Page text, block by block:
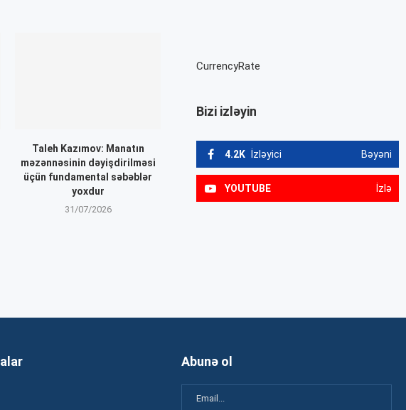
Taleh Kazımov: Manatın
məzənnəsinin dəyişdirilməsi
üçün fundamental səbəblər
yoxdur
31/07/2026
CurrencyRate
Bizi izləyin
4.2K İzləyici Bəyəni
YOUTUBE İzlə
Abunə ol